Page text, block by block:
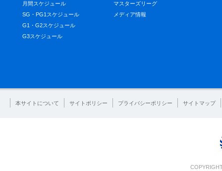
月間スケジュール
SG・PG1スケジュール
G1・G2スケジュール
G3スケジュール
マスターズリーグ
メディア情報
本サイトについて サイトポリシー プライバシーポリシー サイトマップ